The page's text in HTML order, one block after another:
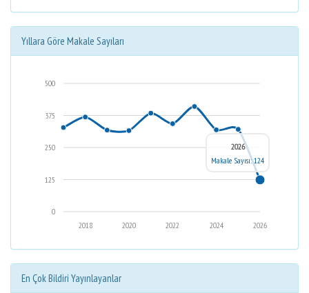
Yıllara Göre Makale Sayıları
0
125
250
375
500
2026
2024
2022
2020
2018
2026
Makale Sayısı: 124
En Çok Bildiri Yayınlayanlar